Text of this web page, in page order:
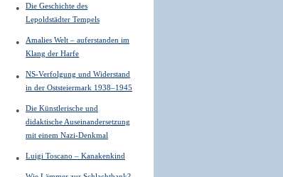
Die Geschichte des
Lepoldstädter Tempels
Amalies Welt – auferstanden im
Klang der Harfe
NS-Verfolgung und Widerstand
in der Oststeiermark 1938–1945
Die Künstlerische und
didaktische Auseinandersetzung
mit einem Nazi-Denkmal
Luigi Toscano – Kanakenkind